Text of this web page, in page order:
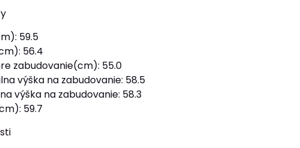
59.5
56.4
zabudovanie(cm): 55.0
výška na zabudovanie: 58.5
výška na zabudovanie: 58.3
59.7